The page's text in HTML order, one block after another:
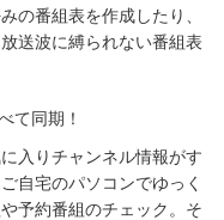
の番組表を作成したり、
送波に縛られない番組表
て同期！
入りチャンネル情報がす
自宅のパソコンでゆっく
予約番組のチェック。そ